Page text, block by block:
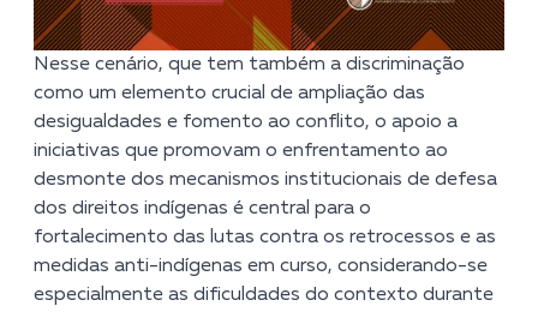
Nesse cenário, que tem também a discriminação
como um elemento crucial de ampliação das
desigualdades e fomento ao conflito, o apoio a
iniciativas que promovam o enfrentamento ao
desmonte dos mecanismos institucionais de defesa
dos direitos indígenas é central para o
fortalecimento das lutas contra os retrocessos e as
medidas anti-indígenas em curso, considerando-se
especialmente as dificuldades do contexto durante